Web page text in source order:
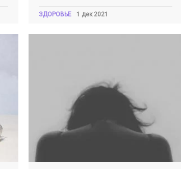
ЗДОРОВЬЕ 1 дек 2021